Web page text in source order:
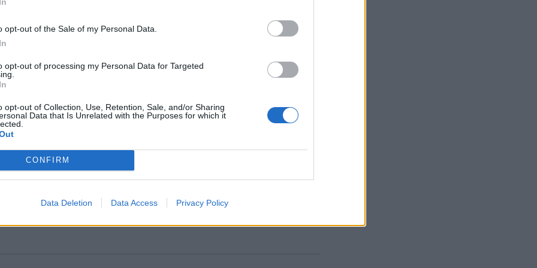
opt-out of the Sale of my Personal Data.
opt-out of processing my Personal Data for Targeted
opt-out of Collection, Use, Retention, Sale, and/or Sharing
Data that Is Unrelated with the Purposes for which it
CONFIRM
Data Deletion Data Access Privacy Policy
το 1944 οι Γερμανοί εκκενώνουν την Έδεσσα και την Σκύδρα.
00:01
Το 1942 η αντιστασιακή ΠΕΑΝ ανατινάζει τα
της ΕΣΠΟ
το 1942 η αντιστασιακή οργάνωση ΠΕΑΝ ανατινάζει τα
προδοτικής οργάνωσης ΕΣΠΟ Αθηνών στη διασταύρωση της